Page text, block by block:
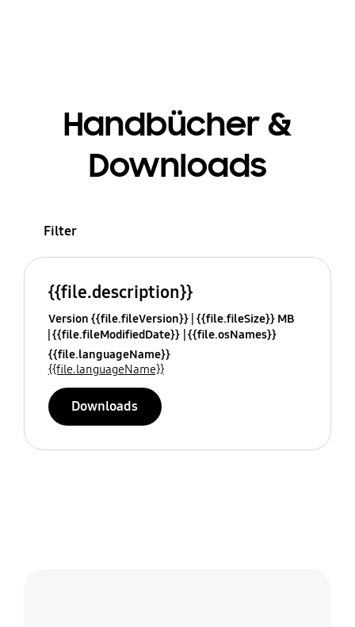
Handbücher &
Downloads
Filter
{{file.description}}
Version {{file.fileVersion}} {{file.fileSize}} MB
{{file.fileModifiedDate}} {{file.osNames}}
{{file.languageName}}
{{file.languageName}}
Downloads